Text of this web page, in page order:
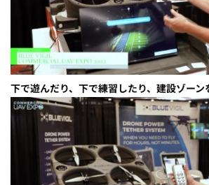
下で遊んだり、下で練習したり、建設ゾーン